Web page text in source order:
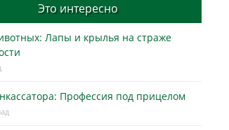
Это интересно
Лапы и крылья на страже
Профессия под прицелом